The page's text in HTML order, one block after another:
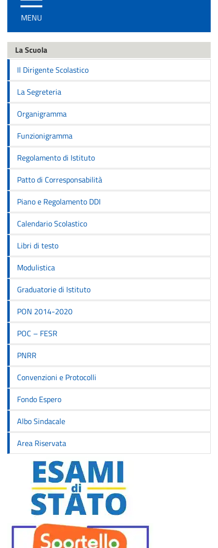
/
disattiva
navigazione
MENU
La Scuola
Il Dirigente Scolastico
La Segreteria
Organigramma
Funzionigramma
Regolamento di Istituto
Patto di Corresponsabilità
Piano e Regolamento DDI
Calendario Scolastico
Libri di testo
Modulistica
Graduatorie di Istituto
PON 2014-2020
POC – FESR
PNRR
Convenzioni e Protocolli
Fondo Espero
Albo Sindacale
Area Riservata